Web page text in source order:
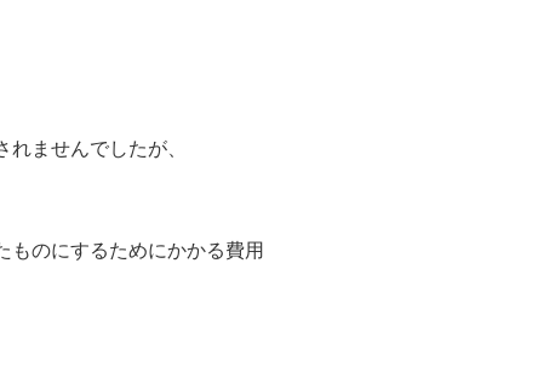
ませんでしたが、
ものにするためにかかる費用